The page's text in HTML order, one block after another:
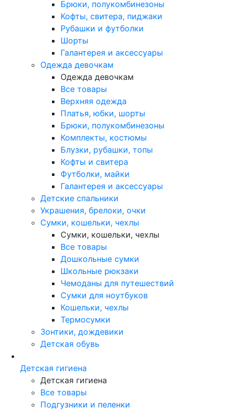
Брюки, полукомбинезоны
Кофты, свитера, пиджаки
Рубашки и футболки
Шорты
Галантерея и аксессуары
Одежда девочкам
Одежда девочкам
Все товары
Верхняя одежда
Платья, юбки, шорты
Брюки, полукомбинезоны
Комплекты, костюмы
Блузки, рубашки, топы
Кофты и свитера
Футболки, майки
Галантерея и аксессуары
Детские спальники
Украшения, брелоки, очки
Сумки, кошельки, чехлы
Сумки, кошельки, чехлы
Все товары
Дошкольные сумки
Школьные рюкзаки
Чемоданы для путешествий
Сумки для ноутбуков
Кошельки, чехлы
Термосумки
Зонтики, дождевики
Детская обувь
Детская гигиена
Детская гигиена
Все товары
Подгузники и пеленки